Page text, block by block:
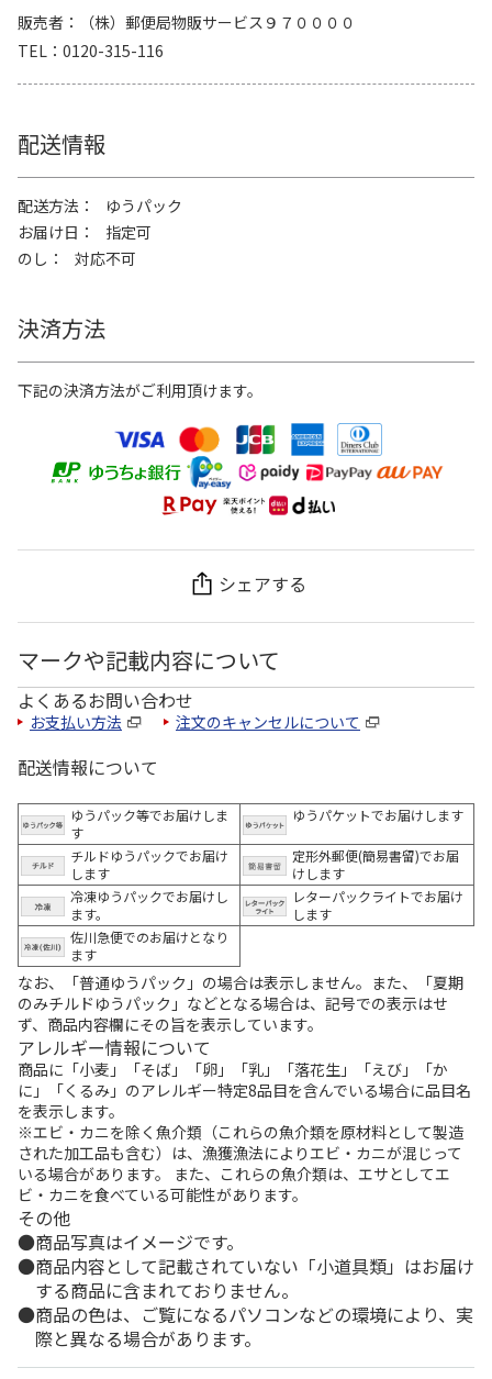
販売者
（株）郵便局物販サービス９７００００
TEL
0120-315-116
配送情報
配送方法
ゆうパック
お届け日
指定可
のし
対応不可
決済方法
下記の決済方法がご利用頂けます。
シェアする
マークや記載内容について
よくあるお問い合わせ
お支払い方法 注文のキャンセルについて
配送情報について
ゆうパック等でお届けしま
す
ゆうパケットでお届けします
チルドゆうパックでお届け
します
定形外郵便(簡易書留)でお届
けします
冷凍ゆうパックでお届けし
ます。
レターパックライトでお届け
します
佐川急便でのお届けとなり
ます
なお、「普通ゆうパック」の場合は表示しません。また、「夏期
のみチルドゆうパック」などとなる場合は、記号での表示はせ
ず、商品内容欄にその旨を表示しています。
アレルギー情報について
商品に「小麦」「そば」「卵」「乳」「落花生」「えび」「か
に」「くるみ」のアレルギー特定8品目を含んでいる場合に品目名
を表示します。
※エビ・カニを除く魚介類（これらの魚介類を原材料として製造
された加工品も含む）は、漁獲漁法によりエビ・カニが混じって
いる場合があります。 また、これらの魚介類は、エサとしてエ
ビ・カニを食べている可能性があります。
その他
商品写真はイメージです。
商品内容として記載されていない「小道具類」はお届け
する商品に含まれておりません。
商品の色は、ご覧になるパソコンなどの環境により、実
際と異なる場合があります。